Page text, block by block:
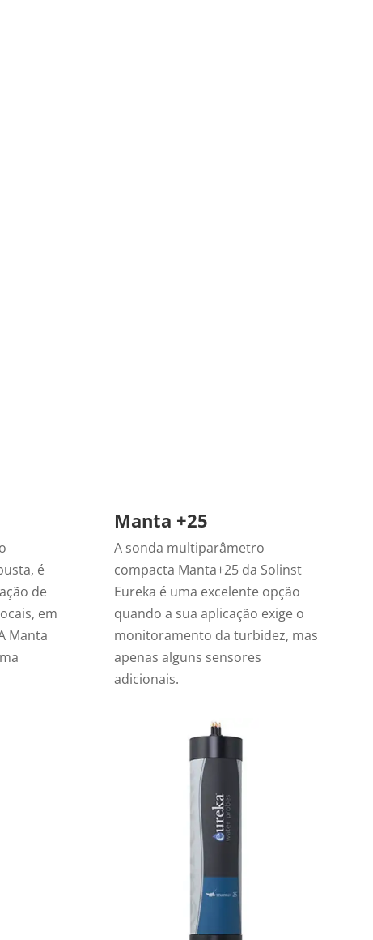
é
de
em
Manta
Manta +25
A sonda multiparâmetro
compacta Manta+25 da Solinst
Eureka é uma excelente opção
quando a sua aplicação exige o
monitoramento da turbidez, mas
apenas alguns sensores
adicionais.